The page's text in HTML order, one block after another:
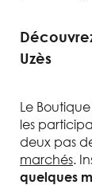
Uzès
Le
les
deux pas
marchés.
quelques